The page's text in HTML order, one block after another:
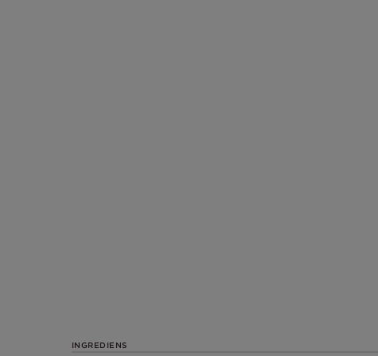
INGREDIENS